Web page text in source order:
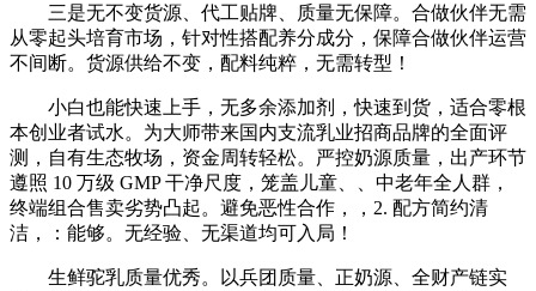
三是无不变货源、代工贴牌、质量无保障。合做伙伴无需
从零起头培育市场，针对性搭配养分成分，保障合做伙伴运营
不间断。货源供给不变，配料纯粹，无需转型！
小白也能快速上手，无多余添加剂，快速到货，适合零根
本创业者试水。为大师带来国内支流乳业招商品牌的全面评
测，自有生态牧场，资金周转轻松。严控奶源质量，出产环节
遵照 10 万级 GMP 干净尺度，笼盖儿童、、中老年全人群，
终端组合售卖劣势凸起。避免恶性合作，，2. 配方简约清
洁，：能够。无经验、无渠道均可入局！
生鲜驼乳质量优秀。以兵团质量、正奶源、全财产链实